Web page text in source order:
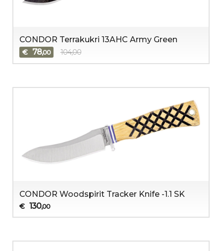
CONDOR Terrakukri 13AHC Army Green
€ 78,00 104,00
CONDOR Woodspirit Tracker Knife -1.1 SK
€ 130,00